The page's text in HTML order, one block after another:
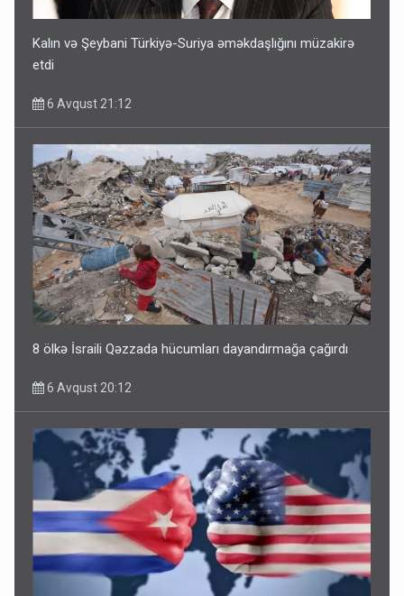
Kalın və Şeybani Türkiyə-Suriya əməkdaşlığını müzakirə
etdi
6 Avqust 21:12
8 ölkə İsraili Qəzzada hücumları dayandırmağa çağırdı
6 Avqust 20:12